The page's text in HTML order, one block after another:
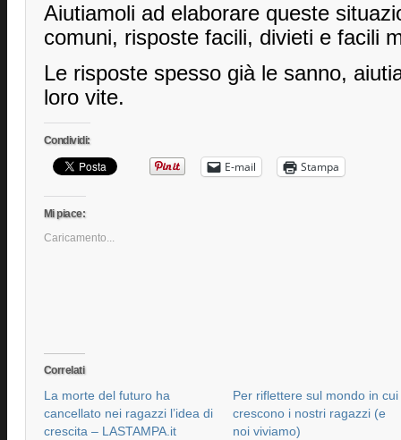
Aiutiamoli ad elaborare queste
comuni, risposte facili, divieti e facili
Le risposte spesso già le sanno,
loro vite.
Condividi:
E-mail Stampa
Mi piace:
Caricamento...
Correlati
La morte del futuro ha
cancellato nei ragazzi l’idea di
crescita – LASTAMPA.it
Per riflettere sul mondo in cui
crescono i nostri ragazzi (e
noi viviamo)